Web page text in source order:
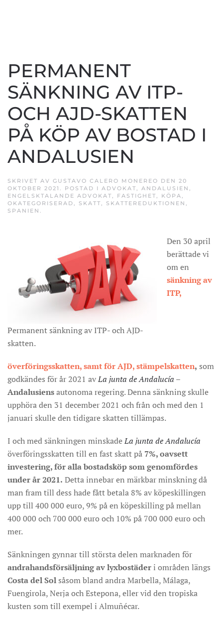
PERMANENT
SÄNKNING AV ITP-
OCH AJD-SKATTEN
PÅ KÖP AV BOSTAD I
ANDALUSIEN
SKRIVET AV GUSTAVO CALERO MONEREO DEN 20
OKTOBER 2021 . POSTAD I ADVOKAT, ANDALUSIEN ,
ENGELSKTALANDE ADVOKAT, FASTIGHET, KÖPA,
OKATEGORISERAD, SKATT, SKATTEREDUKTIONEN ,
SPANIEN .
Permanent sänkning av ITP- och AJD-
skatten.
Den 30 april
berättade vi
om en
sänkning av
ITP,
överföringsskatten, samt för AJD, stämpelskatten, som
godkändes för år 2021 avLa junta de Andalucía –
Andalusiensautonoma regering. Denna sänkning skulle
upphöra den 31 december 2021 och från och med den 1
januari skulle den tidigare skatten tillämpas.
I och med sänkningen minskadeLa junta de Andalucía
överföringsskatten till en fast skatt på 7%, oavsett
investering, för alla bostadsköp som genomfördes
under år 2021. Detta innebar en märkbar minskning då
man fram till dess hade fått betala 8% av köpeskillingen
upp till 400 000 euro, 9% på en köpeskilling på mellan
400 000 och 700 000 euro och 10% på 700 000 euro och
mer.
Sänkningen gynnar till största delen marknaden för
andrahandsförsäljning av lyxbostäderi områden längs
Costa del Sol såsom bland andra Marbella, Málaga,
Fuengirola, Nerja och Estepona, eller vid den tropiska
kusten som till exempel i Almuñécar.